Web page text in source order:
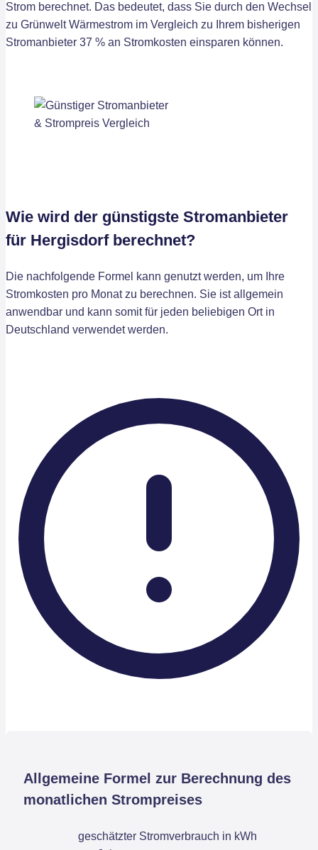
Strom berechnet. Das bedeutet, dass Sie durch den Wechsel
zu Grünwelt Wärmestrom im Vergleich zu Ihrem bisherigen
Stromanbieter 37 % an Stromkosten einsparen können.
Wie wird der günstigste Stromanbieter
für Hergisdorf berechnet?
Die nachfolgende Formel kann genutzt werden, um Ihre
Stromkosten pro Monat zu berechnen. Sie ist allgemein
anwendbar und kann somit für jeden beliebigen Ort in
Deutschland verwendet werden.
Allgemeine Formel zur Berechnung des
monatlichen Strompreises
geschätzter Stromverbrauch in kWh